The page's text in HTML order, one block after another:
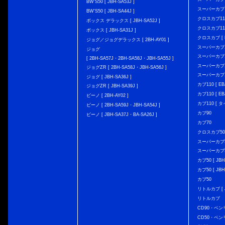
BW'S50 [ JBH-SA53J ]
BW'S50 [ JBH-SA44J ]
ボックス デラックス [ JBH-SA52J ]
ボックス [ JBH-SA31J ]
ジョグ／ジョグデラックス [ 2BH-AY01 ]
ジョグ
[ 2BH-SA57J・2BH-SA58J・JBH-SA55J ]
ジョグZR [ 2BH-SA58J・JBH-SA56J ]
ジョグ [ JBH-SA36J ]
ジョグZR [ JBH-SA39J ]
ビーノ [ 2BH-AY02 ]
ビーノ [ 2BH-SA59J・JBH-SA54J ]
ビーノ [ JBH-SA37J・BA-SA26J ]
スーパーカ
クロスカブ
クロスカブ
クロスカブ [
スーパーカ
スーパーカ
スーパーカ
スーパーカ
カブ110 [
カブ110 [
カブ110 [ タ
カブ90
カブ70
クロスカブ
スーパーカ
スーパーカ
カブ50 [
カブ50 [
カブ50
リトルカブ
リトルカブ
CD90・ベン
CD50・ベン